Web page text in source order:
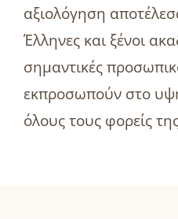
αξιολόγηση
Έλληνες και ξένοι
σημαντικές
εκπροσωπούν στο
όλους τους φορείς